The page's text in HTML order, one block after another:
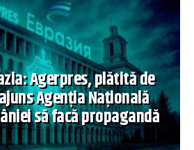
Agerpres, plătită de
Agenția Națională
să facă propagandă